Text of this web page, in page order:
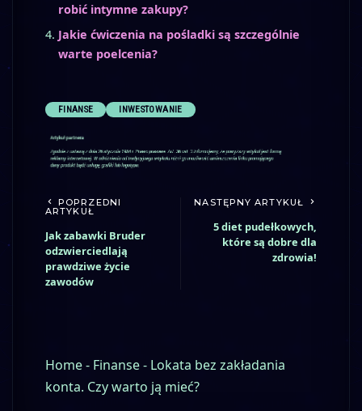
robić intymne zakupy?
Jakie ćwiczenia na pośladki są szczególnie
warte poelcenia?
FINANSE INWESTOWANIE
POPRZEDNI
ARTYKUŁ
Jak zabawki Bruder
odzwierciedlają
prawdziwe życie
zawodów
NASTĘPNY ARTYKUŁ
5 diet pudełkowych,
które są dobre dla
zdrowia!
Home- Finanse- Lokata bez zakładania
konta. Czy warto ją mieć?